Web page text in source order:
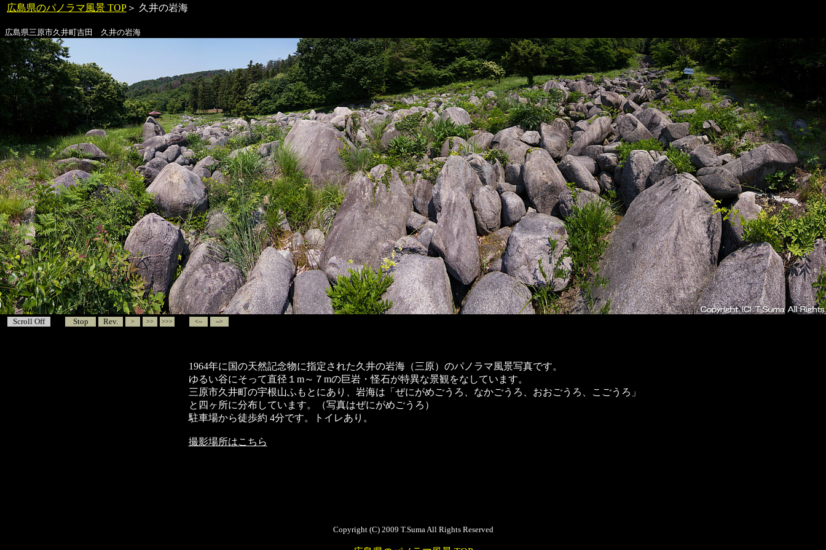
広島県のパノラマ風景 TOP ＞ 久井の岩海
広島県三原市久井町吉田 久井の岩海
Scroll Off Stop Rev. > >> >>> <-- -->
1964年に国の天然記念物に指定された久井の岩海（三原）のパノラマ風景写真です。
ゆるい谷にそって直径１m～７mの巨岩・怪石が特異な景観をなしています。
三原市久井町の宇根山ふもとにあり、岩海は「ぜにがめごうろ、なかごうろ、おおごうろ、こごうろ」
と四ヶ所に分布しています。（写真はぜにがめごうろ）
駐車場から徒歩約 4分です。トイレあり。
撮影場所はこちら
Copyright (C) 2009 T.Suma All Rights Reserved